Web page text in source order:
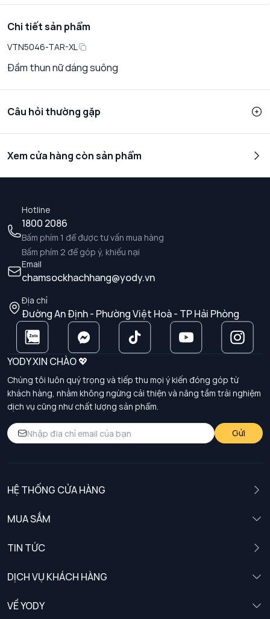
Chi tiết sản phẩm
VTN5046-TAR-XL
Đầm thun nữ dáng suông
Câu hỏi thường gặp
Xem cửa hàng còn sản phẩm
Hotline
1800 2086
Bấm phím 1 để được tư vấn mua hàng
Bấm phím 2 để góp ý, khiếu nại
Email
chamsockhachhang@yody.vn
Địa chỉ
Đường An Định - Phường Việt Hoà - TP Hải Phòng
YODY XIN CHÀO 💖
Chúng tôi luôn quý trọng và tiếp thu mọi ý kiến đóng góp từ
khách hàng, nhằm không ngừng cải thiện và nâng tầm trải nghiệm
dịch vụ cũng như chất lượng sản phẩm.
Gửi
HỆ THỐNG CỬA HÀNG
MUA SẮM
TIN TỨC
DỊCH VỤ KHÁCH HÀNG
Chính sách khách hàng thân thiết
VỀ YODY